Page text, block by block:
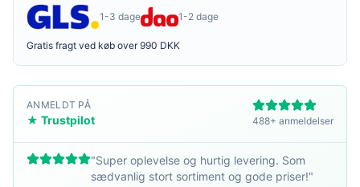
1-3 dage 1-2 dage
Gratis fragt ved køb over 990 DKK
ANMELDT PÅ
★ Trustpilot 488+ anmeldelser
"Super oplevelse og hurtig levering. Som
sædvanlig stort sortiment og gode priser!"